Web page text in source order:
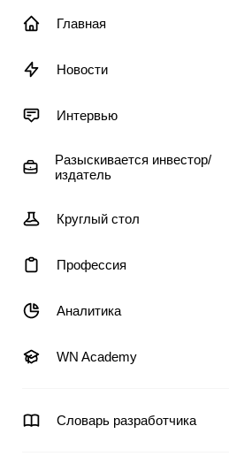
Главная
Новости
Интервью
Разыскивается инвестор/
издатель
Круглый стол
Профессия
Аналитика
WN Academy
Словарь разработчика